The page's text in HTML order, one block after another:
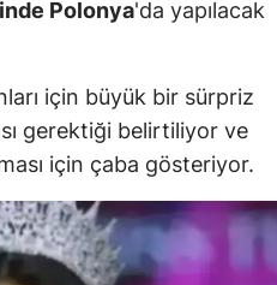
Polonya'da yapılacak
için büyük bir sürpriz
gerektiği belirtiliyor ve
için çaba gösteriyor.